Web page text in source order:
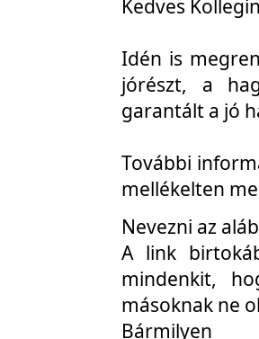
Kedves
Idén is
jórészt, a
garantált a jó
További
mellékelten
Nevezni az
A link
mindenkit,
másoknak ne
Bármilyen